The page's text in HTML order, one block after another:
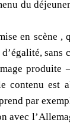
du
en scène
contenu est
par
avec